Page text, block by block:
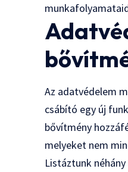
Az adatvédelem
csábító egy új
bővítmény
melyeket nem
Listáztunk